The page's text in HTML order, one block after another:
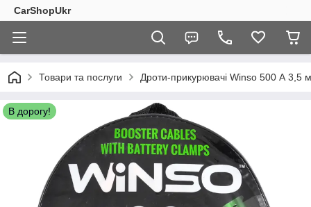
CarShopUkr
Товари та послуги Дроти-прикурювачі Winso 500 А 3,5
В дорогу!